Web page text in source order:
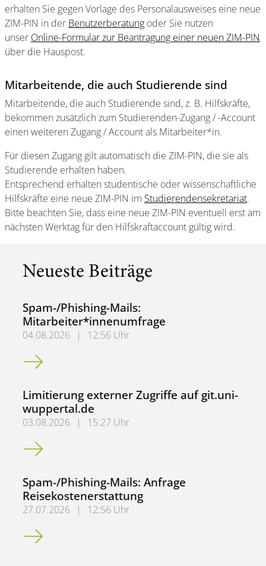
erhalten Sie gegen Vorlage des Personalausweises eine neue
ZIM-PIN in der Benutzerberatung oder Sie nutzen
unser Online-Formular zur Beantragung einer neuen ZIM-PIN
über die Hauspost.
Mitarbeitende, die auch Studierende sind
Mitarbeitende, die auch Studierende sind, z. B. Hilfskräfte,
bekommen zusätzlich zum Studierenden-Zugang / -Account
einen weiteren Zugang / Account als Mitarbeiter*in.
Für diesen Zugang gilt automatisch die ZIM-PIN, die sie als
Studierende erhalten haben.
Entsprechend erhalten studentische oder wissenschaftliche
Hilfskräfte eine neue ZIM-PIN im Studierendensekretariat.
Bitte beachten Sie, dass eine neue ZIM-PIN eventuell erst am
nächsten Werktag für den Hilfskraftaccount gültig wird.
Neueste Beiträge
Spam-/Phishing-Mails:
Mitarbeiter*innenumfrage
04.08.2026 |
12:56 Uhr
Spam-/Phishing-Mails: Mitarbeiter*innenumfrage
Limitierung externer Zugriffe auf git.uni-
wuppertal.de
03.08.2026 |
15:27 Uhr
Limitierung externer Zugriffe auf git.uni-wuppertal.de
Spam-/Phishing-Mails: Anfrage
Reisekostenerstattung
27.07.2026 |
12:56 Uhr
Spam-/Phishing-Mails: Anfrage Reisekostenerstattung